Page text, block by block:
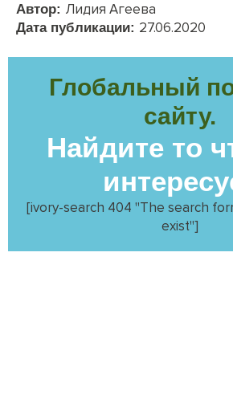
Автор: Лидия Агеева
Дата публикации: 27.06.2020
Глобальный
сайту.
Найдите то
[ivory-search 404 "The search
exist"]